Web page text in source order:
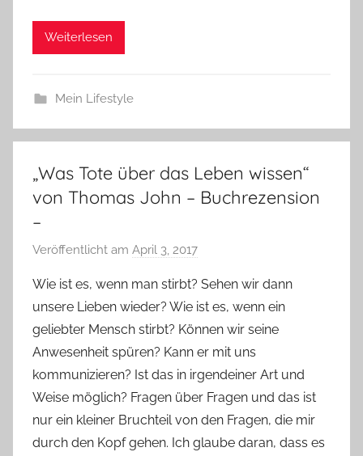
Weiterlesen
Mein Lifestyle
„Was Tote über das Leben wissen“
von Thomas John – Buchrezension
–
Veröffentlicht am April 3, 2017
n
Y
v
o
n
n
e
Wie ist es, wenn man stirbt? Sehen wir dann
unsere Lieben wieder? Wie ist es, wenn ein
geliebter Mensch stirbt? Können wir seine
Anwesenheit spüren? Kann er mit uns
kommunizieren? Ist das in irgendeiner Art und
Weise möglich? Fragen über Fragen und das ist
nur ein kleiner Bruchteil von den Fragen, die mir
durch den Kopf gehen. Ich glaube daran, dass es